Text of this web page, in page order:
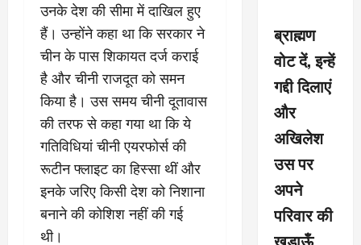
उनके देश की सीमा में दाखिल हुए
हैं। उन्होंने कहा था कि सरकार ने
चीन के पास शिकायत दर्ज कराई
है और चीनी राजदूत को समन
किया है। उस समय चीनी दूतावास
की तरफ से कहा गया था कि ये
गतिविधियां चीनी एयरफोर्स की
रूटीन फ्लाइट का हिस्सा थीं और
इनके जरिए किसी देश को निशाना
बनाने की कोशिश नहीं की गई
थी।
ब्राह्मण
वोट दें, इन्हें
गद्दी दिलाएं
और
अखिलेश
उस पर
अपने
परिवार की
खड़ाऊँ